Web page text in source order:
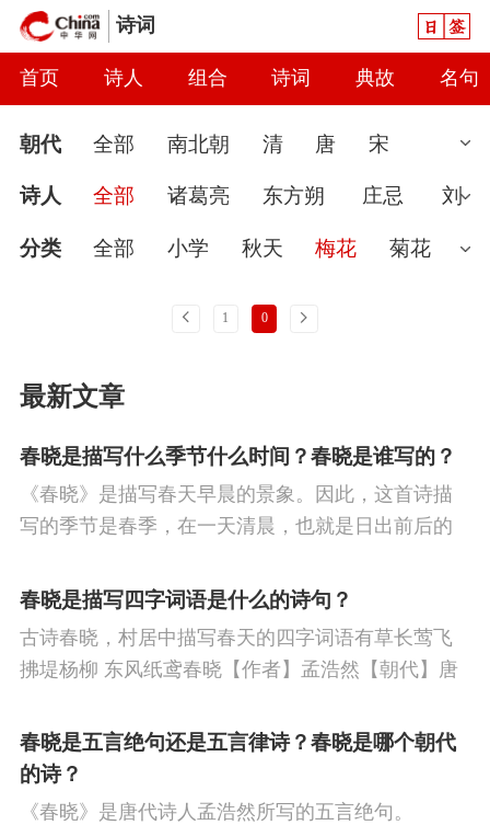
诗词
首页 诗人 组合 诗词 典故 名句
朝代 全部 南北朝 清 唐 宋
汉 现代 元 先秦 魏晋 隋
代 秦 当代 明 辽 金 五代
诗人 全部 诸葛亮 东方朔 庄忌 刘
向
分类 全部 小学 秋天 梅花 菊花
七夕节
史 豪放
闺怨 思念 讽刺 友情 月亮 重阳
节 寒食节 人生 赞美 悼亡 柳 高
水 夏天 思乡 元宵节 爱情
寓理 风 战争 劳动 励志 马 边
师 荷花
1 0
下一页
最新文章
春晓是描写什么季节什么时间？春晓是谁写的？
《春晓》是描写春天早晨的景象。因此，这首诗描
写的季节是春季，在一天清晨，也就是日出前后的
春晓是描写四字词语是什么的诗句？
古诗春晓，村居中描写春天的四字词语有草长莺飞
拂堤杨柳 东风纸鸢春晓【作者】孟浩然【朝代】唐
少。译文春日里贪睡不知不觉天已破晓，搅乱我酣
眠的是那啁啾的小鸟。
春晓是五言绝句还是五言律诗？春晓是哪个朝代
的诗？
《春晓》是唐代诗人孟浩然所写的五言绝句。